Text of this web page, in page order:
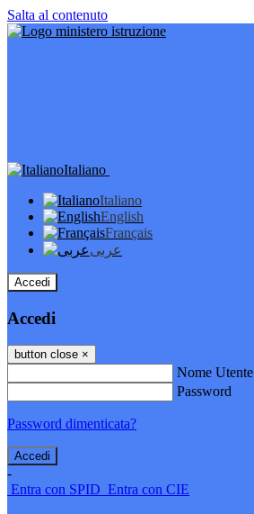
Salta al contenuto
Italiano
Italiano
English
Français
عربى
Accedi
Accedi
button close ×
Nome Utente
Password
Password dimenticata?
-
Entra con SPID Entra con CIE